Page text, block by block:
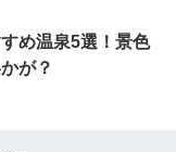
め温泉5選！景色
が？